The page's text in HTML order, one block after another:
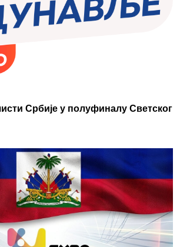
Србије у полуфиналу Светског